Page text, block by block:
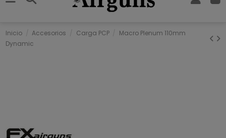
Inicio Accesorios Carga PCP
Macro Plenum 110mm
Dynamic